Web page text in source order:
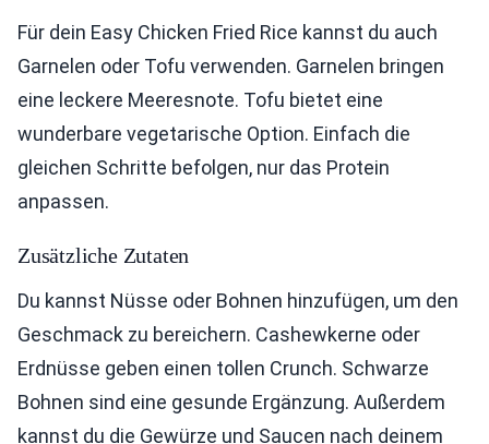
Für dein Easy Chicken Fried Rice kannst du auch
Garnelen oder Tofu verwenden. Garnelen bringen
eine leckere Meeresnote. Tofu bietet eine
wunderbare vegetarische Option. Einfach die
gleichen Schritte befolgen, nur das Protein
anpassen.
Zusätzliche Zutaten
Du kannst Nüsse oder Bohnen hinzufügen, um den
Geschmack zu bereichern. Cashewkerne oder
Erdnüsse geben einen tollen Crunch. Schwarze
Bohnen sind eine gesunde Ergänzung. Außerdem
kannst du die Gewürze und Saucen nach deinem